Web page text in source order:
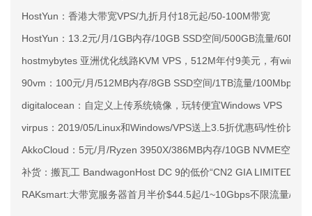
HostYun：香港大带宽VPS/九折月付18元起/50-100M带宽
HostYun：13.2元/月/1GB内存/10GB SSD空间/500GB流量/
hostmybytes 亚洲优化线路KVM VPS，512M年付9美元，有win
90vm：100元/月/512MB内存/8GB SSD空间/1TB流量/100Mbps端
digitalocean：自定义上传系统镜像，玩转便宜Windows VPS
virpus：2019/05/Linux和Windows/VPS送上3.5折优惠码/性价比超
AkkoCloud：5元/月/Ryzen 3950X/386MB内存/10GB NVME空间/
补货：搬瓦工 BandwagonHost DC 9的低价“CN2 GIA LIMITED
RAKsmart:大带宽服务器首月半价$44.5起/1~10Gbps不限流量/香